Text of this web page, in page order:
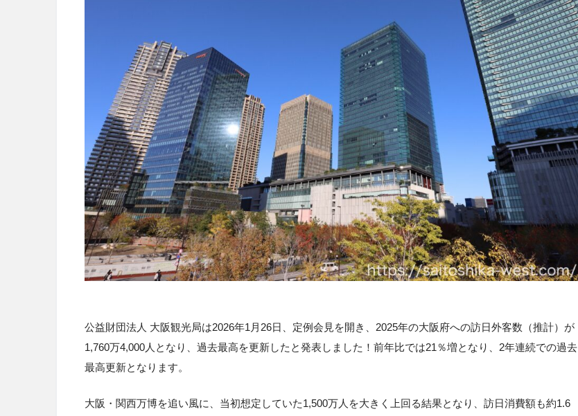
公益財団法人 大阪観光局は2026年1月26日、定例会見を開き、2025年の大阪府への訪日外客数（推計）が
1,760万4,000人となり、過去最高を更新したと発表しました！前年比では21％増となり、2年連続での過去
最高更新となります。
大阪・関西万博を追い風に、当初想定していた1,500万人を大きく上回る結果となり、訪日消費額も約1.6